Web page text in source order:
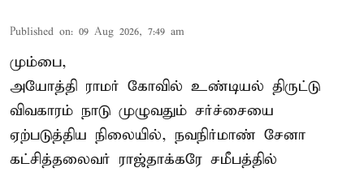
Published on: 09 Aug 2026, 7:49 am
மும்பை,
அயோத்தி ராமர் கோவில் உண்டியல் திருட்டு
விவகாரம் நாடு முழுவதும் சர்ச்சையை
ஏற்படுத்திய நிலையில், நவநிர்மாண் சேனா
கட்சித்தலைவர் ராஜ்தாக்கரே சமீபத்தில்